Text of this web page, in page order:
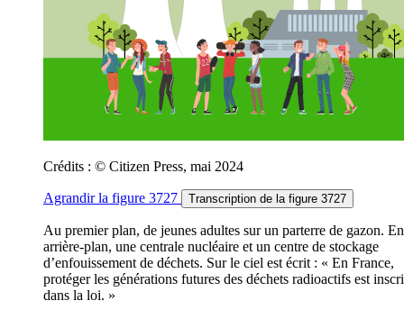
Crédits : © Citizen Press, mai 2024
Agrandirla figure 3727 Transcription de la figure 3727
Au premier plan, de jeunes adultes sur un parterre de gazon. En
arrière-plan, une centrale nucléaire et un centre de stockage
d’enfouissement de déchets. Sur le ciel est écrit : « En France,
protéger les générations futures des déchets radioactifs est
dans la loi. »